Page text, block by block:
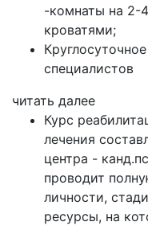
-комнаты на 2-
кроватями;
специалистов
читать далее
Курс
лечения
центра -
проводит
личности,
ресурсы, на